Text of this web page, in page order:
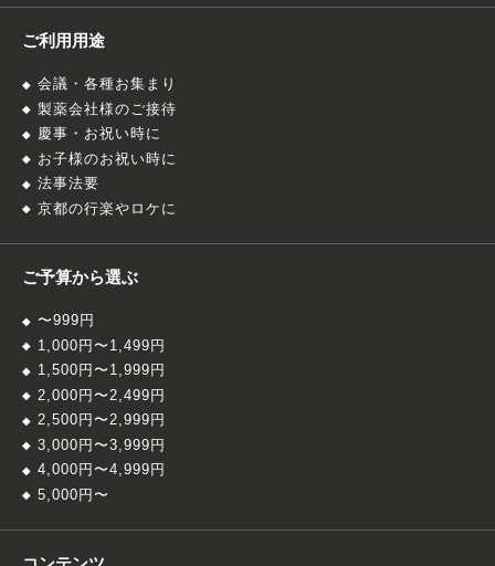
ご利用用途
会議・各種お集まり
製薬会社様のご接待
慶事・お祝い時に
お子様のお祝い時に
法事法要
京都の行楽やロケに
ご予算から選ぶ
〜999円
1,000円〜1,499円
1,500円〜1,999円
2,000円〜2,499円
2,500円〜2,999円
3,000円〜3,999円
4,000円〜4,999円
5,000円〜